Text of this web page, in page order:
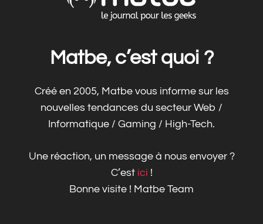
Matbe, c’est quoi ?
Créé en 2005, Matbe vous informe sur les
nouvelles tendances du secteur Web /
Informatique / Gaming / High-Tech.
Une réaction, un message à nous envoyer ?
C’est ici !
Bonne visite ! Matbe Team